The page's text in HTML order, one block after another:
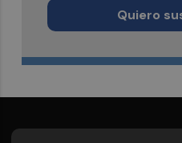
Quiero